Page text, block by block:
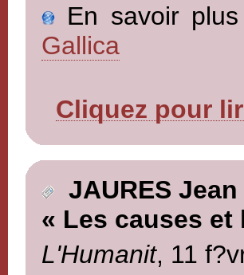
En savoir
Gallica
Cliquez pour
JAURES Jean
« Les causes
L'Humanit, 11